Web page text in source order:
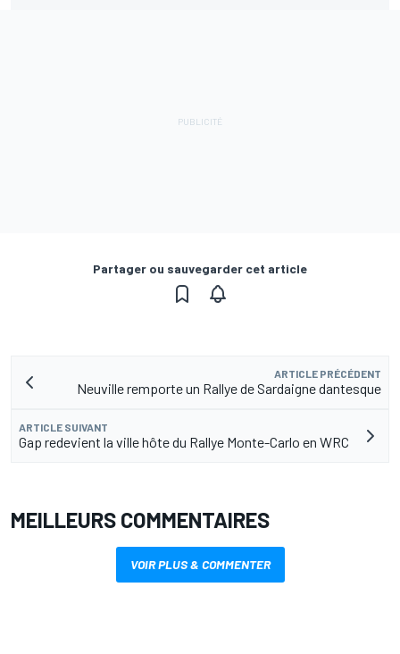
Partager ou sauvegarder cet article
ARTICLE PRÉCÉDENT
Neuville remporte un Rallye de Sardaigne dantesque
ARTICLE SUIVANT
Gap redevient la ville hôte du Rallye Monte-Carlo en WRC
MEILLEURS COMMENTAIRES
VOIR PLUS & COMMENTER